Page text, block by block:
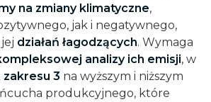
na zmiany klimatyczne,
jak i negatywnego,
działań łagodzących. Wymaga
analizy ich emisji, w
zakresu 3 na wyższym i niższym
produkcyjnego, które